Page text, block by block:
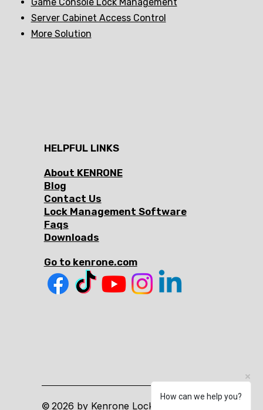
Server Cabinet Access Control
More Solution
HELPFUL LINKS
About KENRONE
Blog
Contact Us
Lock Management Software
Faqs
Downloads
Go to kenrone.com
©2026 by Kenrone Lock. All Rights
How can we help you?